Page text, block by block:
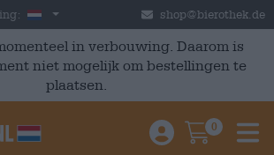
Nederland shop@bierothek.de
in verbouwing. Daarom is
niet mogelijk om bestellingen te
plaatsen.
Einloggen /
0